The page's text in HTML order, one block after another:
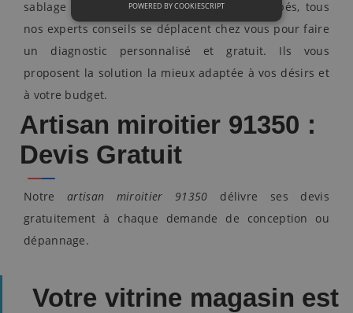
sablage ou encore le façonnage. Biens équipés, tous
nos experts conseils se déplacent chez vous pour faire
un diagnostic personnalisé et gratuit. Ils vous
proposent la solution la mieux adaptée à vos désirs et
à votre budget.
Artisan miroitier 91350 :
Devis Gratuit
Notreartisan miroitier 91350 délivre ses devis
gratuitement à chaque demande de conception ou
dépannage.
Votre vitrine magasin est
POWERED BY COOKIESCRIPT